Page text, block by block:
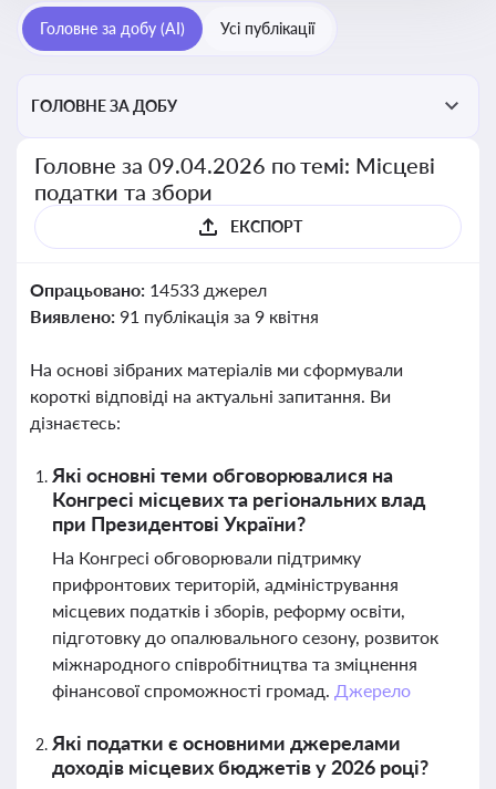
Головне за добу (AI) Усі публікації
ГОЛОВНЕ ЗА ДОБУ
Головне за 09.04.2026 по темі: Місцеві
податки та збори
ЕКСПОРТ
Опрацьовано: 14533 джерел
Виявлено: 91 публікація за 9 квітня
На основі зібраних матеріалів ми сформували
короткі відповіді на актуальні запитання. Ви
дізнаєтесь:
Які основні теми обговорювалися на
Конгресі місцевих та регіональних влад
при Президентові України?
На Конгресі обговорювали підтримку
прифронтових територій, адміністрування
місцевих податків і зборів, реформу освіти,
підготовку до опалювального сезону, розвиток
міжнародного співробітництва та зміцнення
фінансової спроможності громад. Джерело
Які податки є основними джерелами
доходів місцевих бюджетів у 2026 році?